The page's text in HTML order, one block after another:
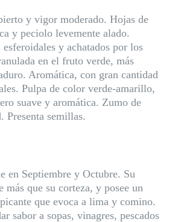
y vigor moderado. Hojas de
y peciolo levemente alado.
esferoidales y achatados por los
en el fruto verde, más
Aromática, con gran cantidad
Pulpa de color verde-amarillo,
suave y aromática. Zumo de
Presenta semillas.
en Septiembre y Octubre. Su
más que su corteza, y posee un
que evoca a lima y comino.
sabor a sopas, vinagres, pescados